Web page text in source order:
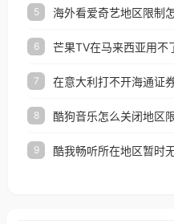
5
6 芒果TV在马来西亚用不
7
8
9